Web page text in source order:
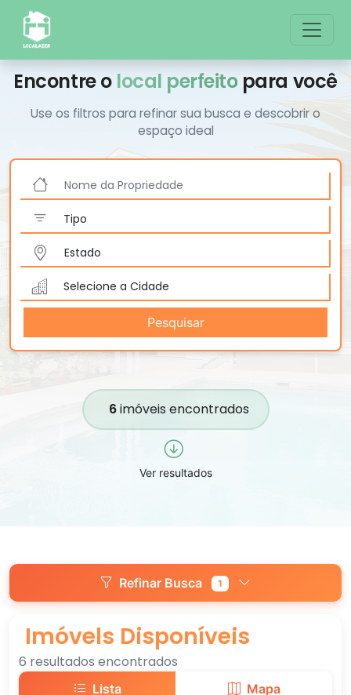
Encontre o local perfeito para você
Use os filtros para refinar sua busca e descobrir o
espaço ideal
Pesquisar
6imóveis encontrados
Ver resultados
Refinar Busca 1
Imóvels Disponíveis
6 resultados encontrados
Lista Mapa